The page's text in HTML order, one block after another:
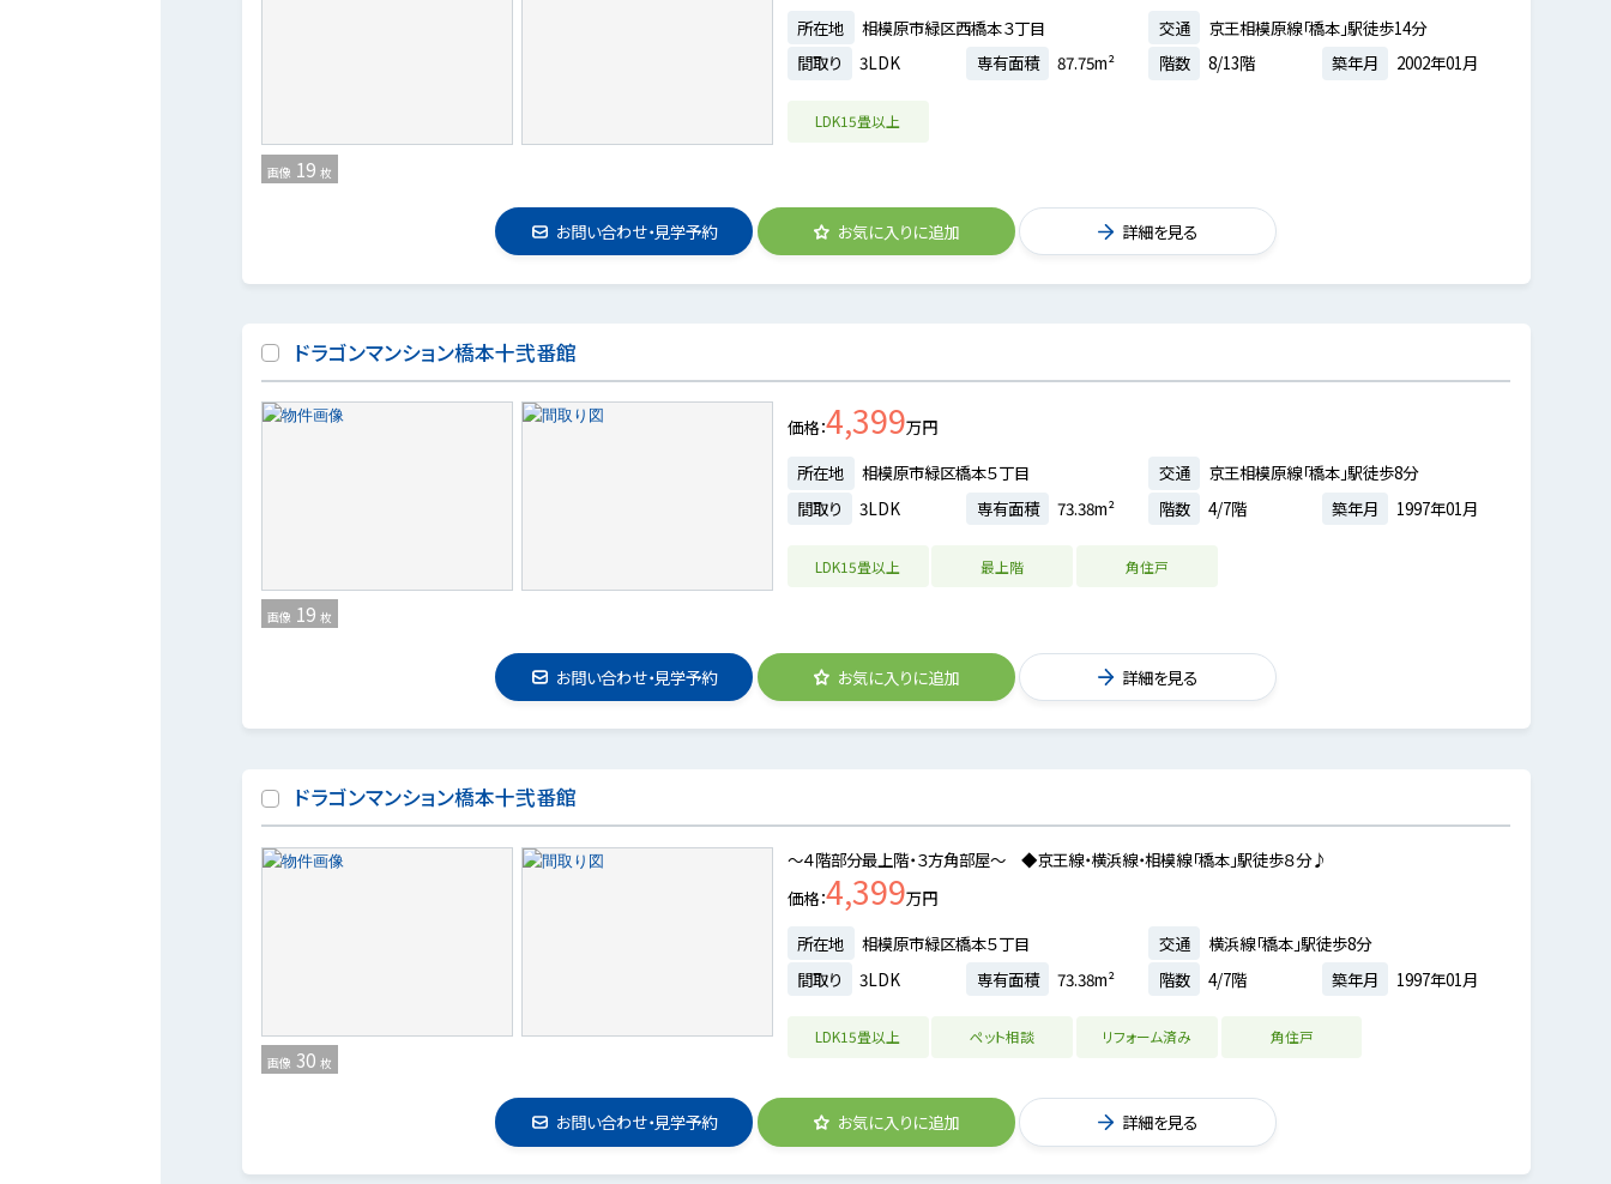
画像 19 枚
所在地
相模原市緑区西橋本３丁目 交通
京王相模原線「橋本」駅徒歩14分
間取り
3LDK 専有面積 87.75m² 階数 8/13階 築年月 2002年01月
LDK15畳以上
お問い合わせ・見学予約 お気に入りに追加 詳細を見る
ドラゴンマンション橋本十弐番館
画像 19 枚
価格 4,399万円
所在地
相模原市緑区橋本５丁目 交通
京王相模原線「橋本」駅徒歩8分
間取り
3LDK 専有面積 73.38m² 階数 4/7階 築年月 1997年01月
LDK15畳以上 最上階 角住戸
お問い合わせ・見学予約 お気に入りに追加 詳細を見る
ドラゴンマンション橋本十弐番館
画像 30 枚
～４階部分最上階・３方角部屋～ ◆京王線・横浜線・相模線「橋本」駅徒歩８分♪
価格 4,399万円
所在地
相模原市緑区橋本５丁目 交通
横浜線「橋本」駅徒歩8分
間取り
3LDK 専有面積 73.38m² 階数 4/7階 築年月 1997年01月
LDK15畳以上 ペット相談 リフォーム済み 角住戸
お問い合わせ・見学予約 お気に入りに追加 詳細を見る